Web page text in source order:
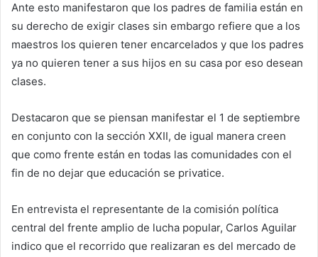
Ante esto manifestaron que los padres de familia están en
su derecho de exigir clases sin embargo refiere que a los
maestros los quieren tener encarcelados y que los padres
ya no quieren tener a sus hijos en su casa por eso desean
clases.
Destacaron que se piensan manifestar el 1 de septiembre
en conjunto con la sección XXII, de igual manera creen
que como frente están en todas las comunidades con el
fin de no dejar que educación se privatice.
En entrevista el representante de la comisión política
central del frente amplio de lucha popular, Carlos Aguilar
indico que el recorrido que realizaran es del mercado de